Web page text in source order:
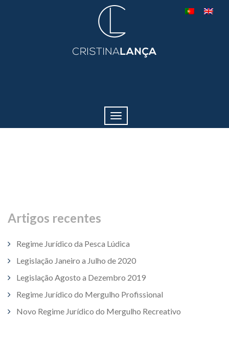
Toggle
navigation
Artigos recentes
Regime Jurídico da Pesca Lúdica
Legislação Janeiro a Julho de 2020
Legislação Agosto a Dezembro 2019
Regime Jurídico do Mergulho Profissional
Novo Regime Jurídico do Mergulho Recreativo